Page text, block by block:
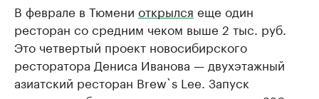
В феврале в Тюмени открылся еще один
ресторан со средним чеком выше 2 тыс. руб.
Это четвертый проект новосибирского
ресторатора Дениса Иванова — двухэтажный
азиатский ресторан Brew`s Lee. Запуск